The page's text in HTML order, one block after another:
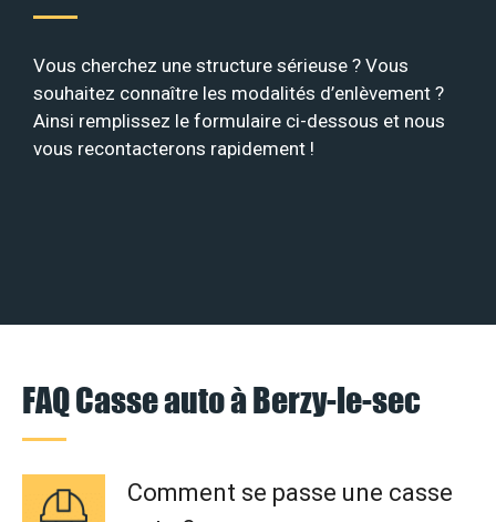
Vous cherchez une structure sérieuse ? Vous
souhaitez connaître les modalités d’enlèvement ?
Ainsi remplissez le formulaire ci-dessous et nous
vous recontacterons rapidement !
FAQ Casse auto à Berzy-le-sec
Comment se passe une casse